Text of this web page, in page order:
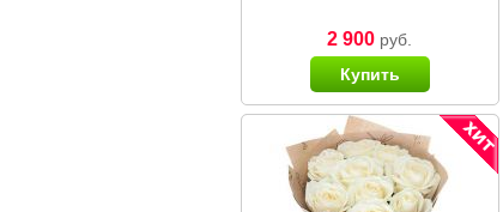
2 900 руб.
Купить